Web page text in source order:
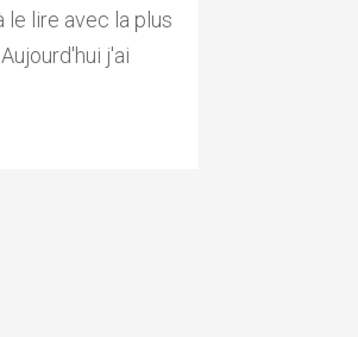
le lire avec la plus
j'ai